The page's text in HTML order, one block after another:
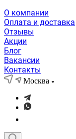
О компании
Оплата и доставка
Отзывы
Акции
Блог
Вакансии
Контакты
Москва